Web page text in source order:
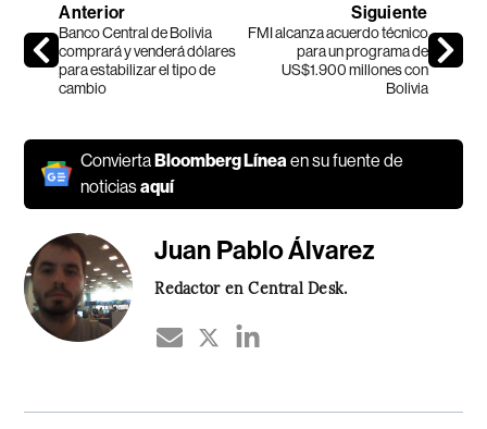
Anterior
Banco Central de Bolivia
comprará y venderá dólares
para estabilizar el tipo de
cambio
Siguiente
FMI alcanza acuerdo técnico
para un programa de
US$1.900 millones con
Bolivia
ConviertaBloomberg Línea en su fuente de
noticiasaquí
Juan Pablo Álvarez
Redactor en Central Desk.